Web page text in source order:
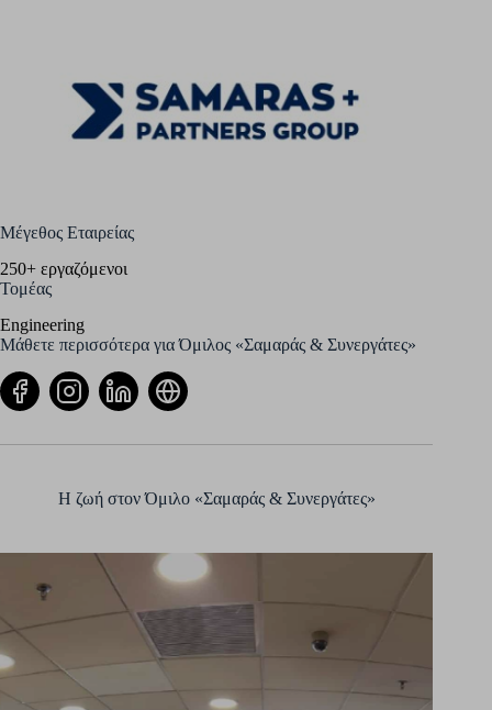
Μέγεθος Εταιρείας
250+ εργαζόμενοι
Τομέας
Engineering
Μάθετε περισσότερα για Όμιλος «Σαμαράς & Συνεργάτες»
Η ζωή στον Όμιλο «Σαμαράς & Συνεργάτες»